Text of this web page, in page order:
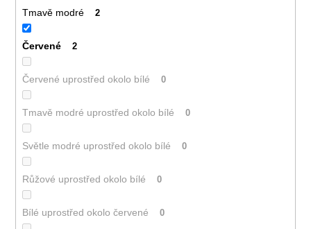
Tmavě modré 2
Červené 2
Červené uprostřed okolo bílé 0
Tmavě modré uprostřed okolo bílé 0
Světle modré uprostřed okolo bílé 0
Růžové uprostřed okolo bílé 0
Bílé uprostřed okolo červené 0
090
Kč